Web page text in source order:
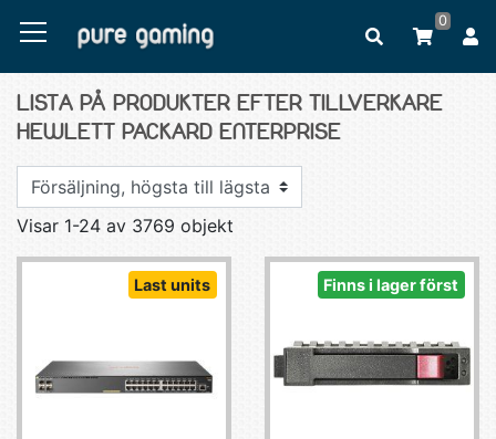
0
LISTA PÅ PRODUKTER EFTER TILLVERKARE
HEWLETT PACKARD ENTERPRISE
Visar 1-24 av 3769 objekt
Last units Finns i lager först